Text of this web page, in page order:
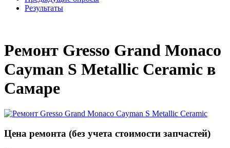
Результаты
Ремонт Gresso Grand Monaco
Cayman S Metallic Ceramic в
Самаре
Цена ремонта (без учета стоимости запчастей)